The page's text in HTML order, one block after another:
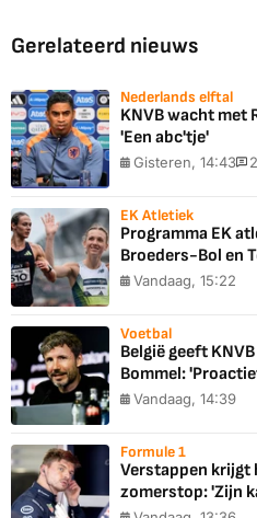
Gerelateerd nieuws
Nederlands elftal
KNVB wacht met
'Een abc'tje'
Gisteren, 14:43 2
EK Atletiek
Programma EK
Broeders-Bol en
Vandaag, 15:22
Voetbal
België geeft
Bommel:
Vandaag, 14:39
Formule 1
Verstappen krijgt
zomerstop: 'Zijn